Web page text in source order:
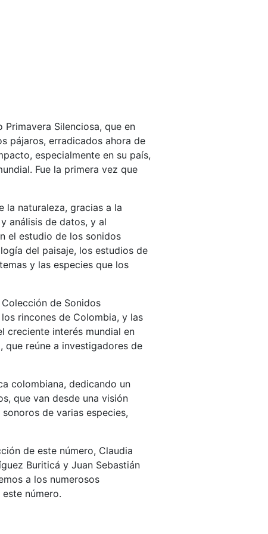
Silenciosa, que en
pájaros, erradicados ahora de
especialmente en su país,
Fue la primera vez que
la naturaleza, gracias a la
análisis de datos, y al
el estudio de los sonidos
del paisaje, los estudios de
y las especies que los
de Sonidos
rincones de Colombia, y las
creciente interés mundial en
que reúne a investigadores de
colombiana, dedicando un
que van desde una visión
de varias especies,
de este número, Claudia
Buriticá y Juan Sebastián
a los numerosos
número.